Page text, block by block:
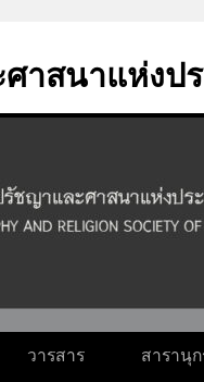
าสนาแห่งป
วารสาร
สารานุ